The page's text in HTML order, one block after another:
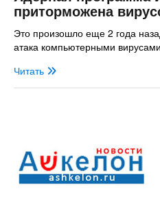
приторможена
Это произошло еще 2 года
атака компьютерными
Читать